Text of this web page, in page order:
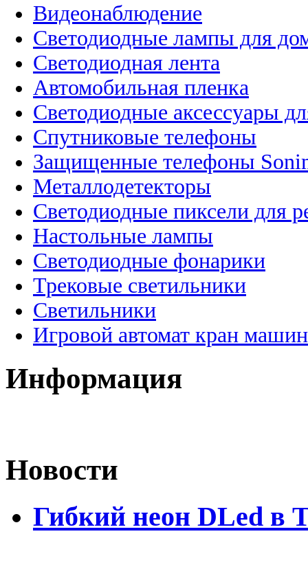
Видеонаблюдение
Светодиодные лампы для
Светодиодная лента
Автомобильная пленка
Светодиодные аксессуары
Спутниковые телефоны
Защищенные телефоны
Металлодетекторы
Светодиодные пиксели для
Настольные лампы
Светодиодные фонарики
Трековые светильники
Светильники
Игровой автомат кран
Информация
Новости
Гибкий неон DLed в